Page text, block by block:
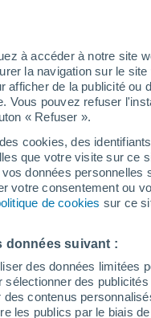
à accéder à notre site
la navigation sur le
de la publicité ou
Vous pouvez refuser
« Refuser ».
cookies, des
que votre visite sur ce
données personnelles
consentement ou
de cookies sur ce
données suivant :
des données limitées
des
contenus
les publics par le biais
de
de pluie Radar de pluie
10 Août
70%
11 Août
80%